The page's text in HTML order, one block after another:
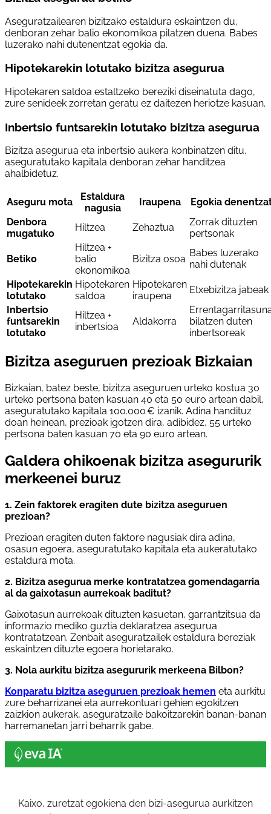
Aseguratzailearen bizitzako estaldura eskaintzen du,
denboran zehar balio ekonomikoa pilatzen duena. Babes
luzerako nahi dutenentzat egokia da.
Hipotekarekin lotutako bizitza asegurua
Hipotekaren saldoa estaltzeko bereziki diseinatuta dago,
zure senideek zorretan geratu ez daitezen heriotze kasuan.
Inbertsio funtsarekin lotutako bizitza asegurua
Bizitza asegurua eta inbertsio aukera konbinatzen ditu,
aseguratutako kapitala denboran zehar handitzea
ahalbidetuz.
Aseguru mota
Estaldura
nagusia
Iraupena
Egokia
Denbora
mugatuko
Hiltzea Zehaztua
Zorrak dituzten
pertsonak
Betiko
Hiltzea +
balio
ekonomikoa
Bizitza osoa
Babes luzerako
nahi dutenak
Hipotekarekin
lotutako
Hipotekaren
saldoa
Hipotekaren
iraupena
Etxebizitza jabeak
Inbertsio
funtsarekin
lotutako
Hiltzea +
inbertsioa
Aldakorra
bilatzen duten
inbertsoreak
Bizitza aseguruen prezioak Bizkaian
Bizkaian, batez beste, bizitza aseguruen urteko kostua 30
urteko pertsona baten kasuan 40 eta 50 euro artean dabil,
aseguratutako kapitala 100.000 € izanik. Adina handituz
doan heinean, prezioak igotzen dira, adibidez, 55 urteko
pertsona baten kasuan 70 eta 90 euro artean.
Galdera ohikoenak bizitza asegururik
merkeenei buruz
1. Zein faktorek eragiten dute bizitza aseguruen
prezioan?
Prezioan eragiten duten faktore nagusiak dira adina,
osasun egoera, aseguratutako kapitala eta aukeratutako
estaldura mota.
2. Bizitza asegurua merke kontratatzea gomendagarria
al da gaixotasun aurrekoak baditut?
Gaixotasun aurrekoak dituzten kasuetan, garrantzitsua da
informazio mediko guztia deklaratzea asegurua
kontratatzean. Zenbait aseguratzailek estaldura bereziak
eskaintzen dituzte egoera horietarako.
3. Nola aurkitu bizitza asegururik merkeena Bilbon?
Konparatu bizitza aseguruen prezioak hemen eta aurkitu
zure beharrizanei eta aurrekontuari gehien egokitzen
zaizkion aukerak, aseguratzaile bakoitzarekin banan-banan
harremanetan jarri beharrik gabe.
Kaixo, zuretzat egokiena den bizi-asegurua aurkitzen